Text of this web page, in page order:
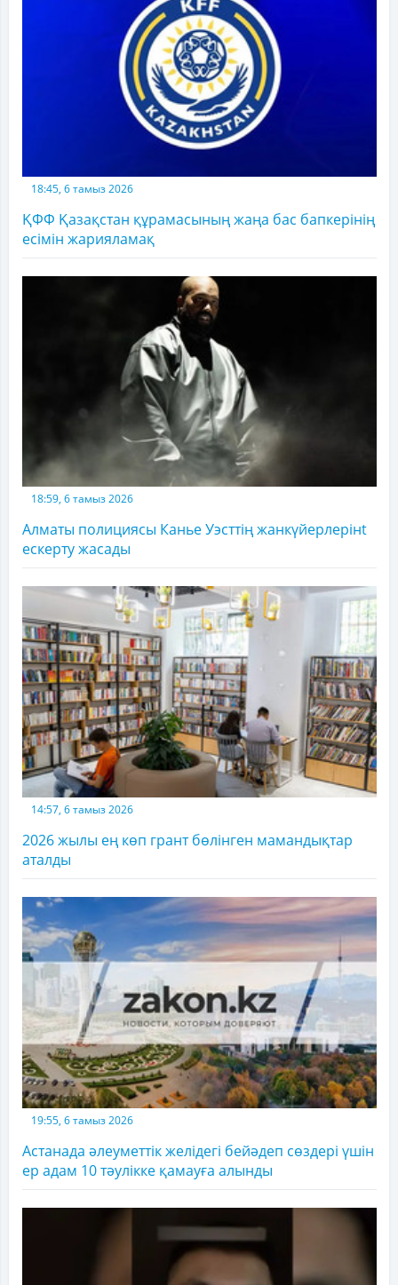
18:45, 6 тамыз 2026
ҚФФ Қазақстан құрамасының жаңа бас бапкерінің
есімін жарияламақ
18:59, 6 тамыз 2026
Алматы полициясы Канье Уэсттің жанкүйерлерінt
ескерту жасады
14:57, 6 тамыз 2026
2026 жылы ең көп грант бөлінген мамандықтар
аталды
19:55, 6 тамыз 2026
Астанада әлеуметтік желідегі бейәдеп сөздері үшін
ер адам 10 тәулікке қамауға алынды